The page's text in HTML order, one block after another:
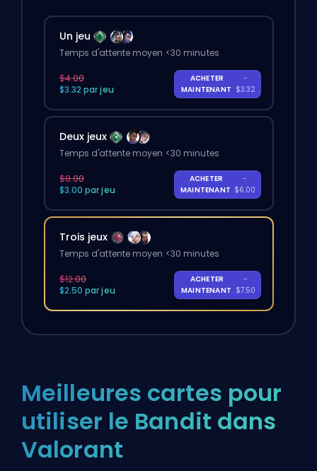
Un jeu
Temps d'attente moyen <30 minutes
$4.00
$3.32 par jeu
ACHETER
MAINTENANT
-
$3.32
Deux jeux
Temps d'attente moyen <30 minutes
$8.00
$3.00 par jeu
ACHETER
MAINTENANT
-
$6.00
Trois jeux
Temps d'attente moyen <30 minutes
$12.00
$2.50 par jeu
ACHETER
MAINTENANT
-
$7.50
Meilleures cartes pour
utiliser le Bandit dans
Valorant